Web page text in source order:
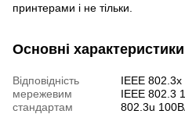
принтерами і не тільки.
Основні характеристики
Відповідність
мережевим
стандартам
IEEE 802.3x
IEEE 802.3
802.3u